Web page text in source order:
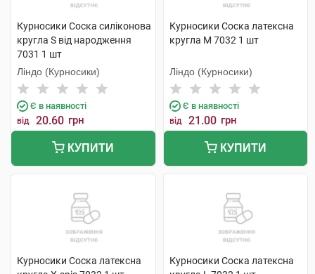
Курносики Соска силіконова
кругла S від народження
7031 1 шт
Ліндо (Курносики)
Є в наявності
від 20.60 грн
КУПИТИ
Курносики Соска латексна
кругла M 7032 1 шт
Ліндо (Курносики)
Є в наявності
від 21.00 грн
КУПИТИ
Курносики Соска латексна
Курносики Соска латексна